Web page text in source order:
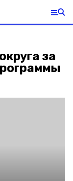
за